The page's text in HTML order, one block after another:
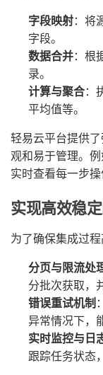
字段映射：将
字段。
数据合并：根
录。
计算与聚合：
平均值等。
轻易云平台提供
观和易于管理。
实时查看每一步操
实现高效稳
为了确保集成过
分页与限流处
分批次获取，
错误重试机制
异常情况下，
实时监控与日
跟踪任务状态